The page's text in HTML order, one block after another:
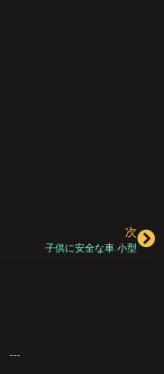
次
子供に安全な車 小型